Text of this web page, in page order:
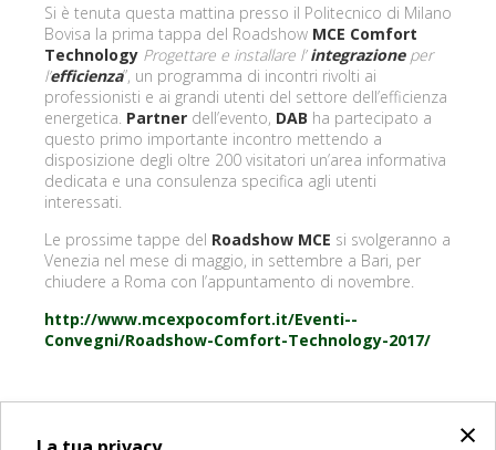
×
Si è tenuta questa mattina presso il Politecnico di Milano
Bovisa la prima tappa del Roadshow MCE Comfort
Technology Progettare e installare l’integrazioneper
l’efficienza”, un programma di incontri rivolti ai
professionisti e ai grandi utenti del settore dell’efficienza
energetica. Partner dell’evento, DAB ha partecipato a
questo primo importante incontro mettendo a
disposizione degli oltre 200 visitatori un’area informativa
dedicata e una consulenza specifica agli utenti
interessati.
Le prossime tappe del Roadshow MCE si svolgeranno a
Venezia nel mese di maggio, in settembre a Bari, per
chiudere a Roma con l’appuntamento di novembre.
http://www.mcexpocomfort.it/Eventi--
Convegni/Roadshow-Comfort-Technology-2017/
INDIETRO